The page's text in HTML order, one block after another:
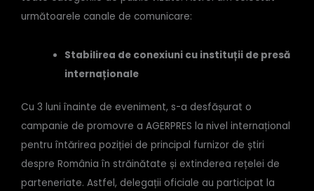
următoarele canale de comunicare:
Stabilirea de conexiuni cu instituții de presă
internaționale
Cu 3 luni înainte de eveniment, s-a desfășurat o
campanie de promovre a AGERPRES la nivel internațional
pentru întărirea poziției de principal furnizor de știri
despre România în străinătate și extinderea rețelei de
parteneriate. Astfel, delegații oficiale au participat la